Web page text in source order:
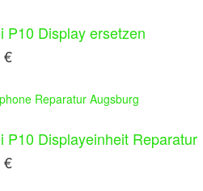
P10 Display ersetzen
€
P10 Displayeinheit Reparatur
€